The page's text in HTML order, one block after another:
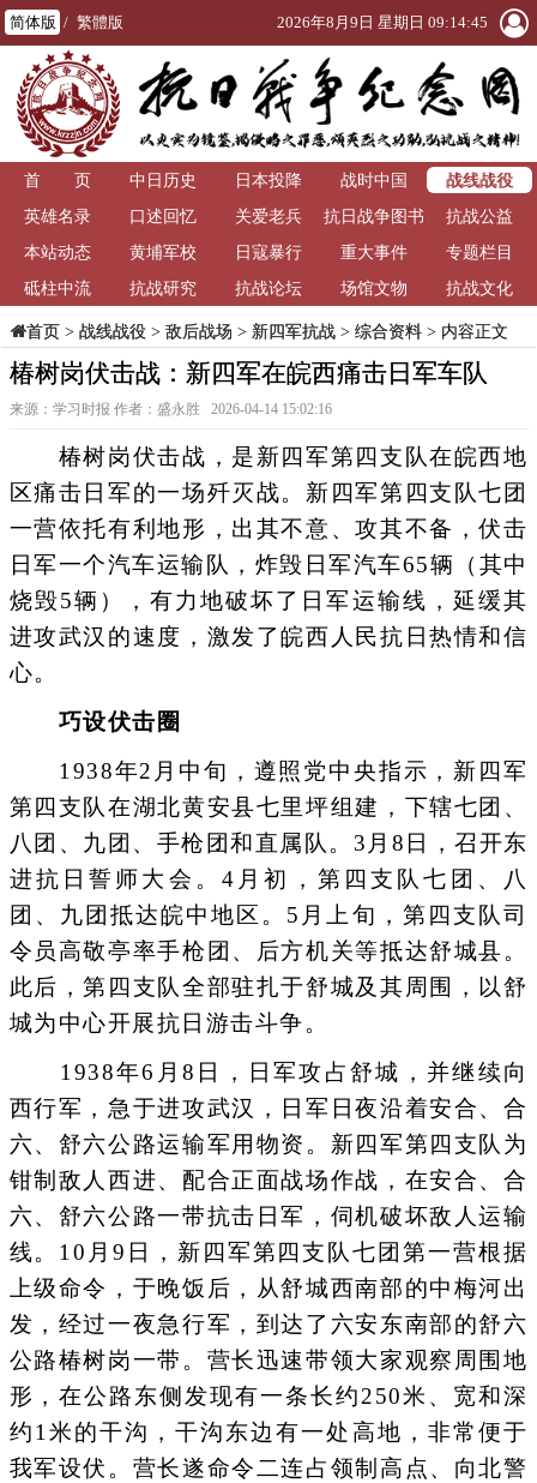
简体版 / 繁體版 2026年8月9日 星期日 09:14:46
首 页 中日历史 日本投降 战时中国
战线战役
英雄名录
口述回忆 关爱老兵
抗日战争图书
馆
抗战公益
本站动态
黄埔军校 日寇暴行 重大事件
专题栏目
砥柱中流
抗战研究 抗战论坛 场馆文物 抗战文化
首页> 战线战役> 敌后战场 > 新四军抗战> 综合资料> 内容正文
椿树岗伏击战：新四军在皖西痛击日军车队
来源：学习时报 作者：盛永胜 2026-04-14 15:02:16
椿树岗伏击战，是新四军第四支队在皖西地
区痛击日军的一场歼灭战。新四军第四支队七团
一营依托有利地形，出其不意、攻其不备，伏击
日军一个汽车运输队，炸毁日军汽车65辆（其中
烧毁5辆），有力地破坏了日军运输线，延缓其
进攻武汉的速度，激发了皖西人民抗日热情和信
心。
巧设伏击圈
1938年2月中旬，遵照党中央指示，新四军
第四支队在湖北黄安县七里坪组建，下辖七团、
八团、九团、手枪团和直属队。3月8日，召开东
进抗日誓师大会。4月初，第四支队七团、八
团、九团抵达皖中地区。5月上旬，第四支队司
令员高敬亭率手枪团、后方机关等抵达舒城县。
此后，第四支队全部驻扎于舒城及其周围，以舒
城为中心开展抗日游击斗争。
1938年6月8日，日军攻占舒城，并继续向
西行军，急于进攻武汉，日军日夜沿着安合、合
六、舒六公路运输军用物资。新四军第四支队为
钳制敌人西进、配合正面战场作战，在安合、合
六、舒六公路一带抗击日军，伺机破坏敌人运输
线。10月9日，新四军第四支队七团第一营根据
上级命令，于晚饭后，从舒城西南部的中梅河出
发，经过一夜急行军，到达了六安东南部的舒六
公路椿树岗一带。营长迅速带领大家观察周围地
形，在公路东侧发现有一条长约250米、宽和深
约1米的干沟，干沟东边有一处高地，非常便于
我军设伏。营长遂命令二连占领制高点、向北警